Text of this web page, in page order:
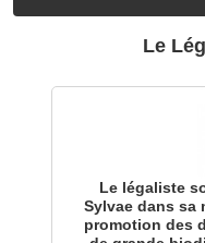
Le
Le légaliste
Sylvae dans sa
promotion des